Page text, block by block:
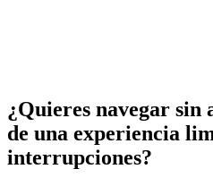
¿Quieres navegar
de una experiencia
interrupciones?